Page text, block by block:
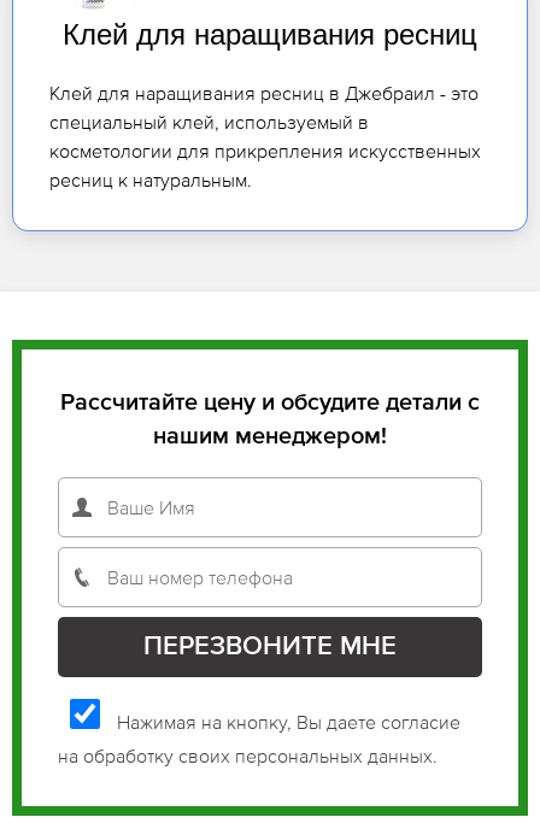
Клей для наращивания ресниц
Клей для наращивания ресниц в Джебраил - это
специальный клей, используемый в
косметологии для прикрепления искусственных
ресниц к натуральным.
Рассчитайте цену и обсудите детали с
нашим менеджером!
Нажимая на кнопку, Вы даете согласие
на обработку своих персональных данных.